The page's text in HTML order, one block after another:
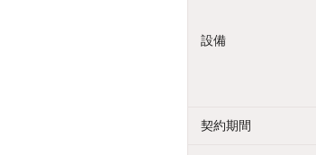
設備
契約期間